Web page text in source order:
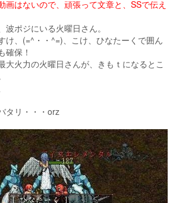
はないので、頑張って文章と、SSで伝え
波ポジにいる火曜日さん。
け、(=^・・^=)、こけ、ひなたーくで囲ん
確保！
大火力の火曜日さんが、きもｔになるとこ
タリ・・・orz